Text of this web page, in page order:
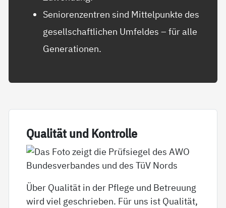
Seniorenzentren sind Mittelpunkte des
gesellschaftlichen Umfeldes – für alle
Generationen.
Qua­li­tät und Kon­trol­le
Über Qualität in der Pflege und Betreuung
wird viel geschrieben. Für uns ist Qualität,